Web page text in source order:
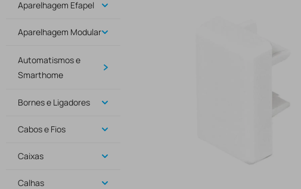
Aparelhagem Efapel
Aparelhagem Modular
Automatismos e
Smarthome
Bornes e Ligadores
Cabos e Fios
Caixas
Calhas